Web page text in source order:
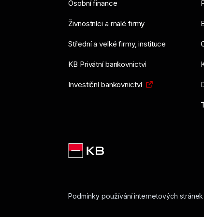
Osobní finance
Živnostníci a malé firmy
Střední a velké firmy, instituce
KB Privátní bankovnictví
Investiční bankovnictví
Podmínky používání internetových stránek